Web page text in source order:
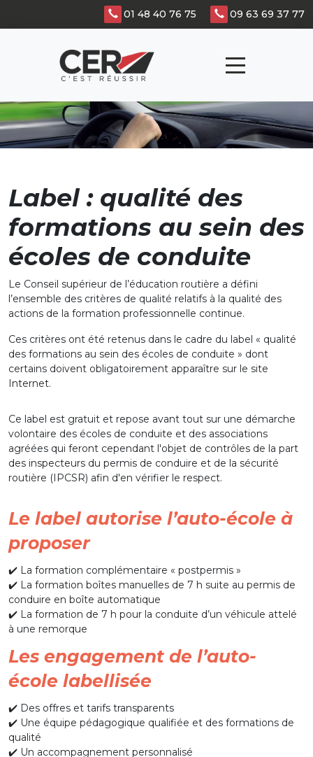
Panneau de gestion des cookies
01 48 40 76 75 09 63 69 37 77
Label : qualité des
formations au sein des
écoles de conduite
Le Conseil supérieur de l’éducation routière a défini
l’ensemble des critères de qualité relatifs à la qualité des
actions de la formation professionnelle continue.
Ces critères ont été retenus dans le cadre du label « qualité
des formations au sein des écoles de conduite » dont
certains doivent obligatoirement apparaître sur le site
Internet.
Ce label est gratuit et repose avant tout sur une démarche
volontaire des écoles de conduite et des associations
agréées qui feront cependant l'objet de contrôles de la part
des inspecteurs du permis de conduire et de la sécurité
routière (IPCSR) afin d'en vérifier le respect.
Le label autorise l’auto-école à
proposer
✔️ La formation complémentaire « postpermis »
✔️ La formation boîtes manuelles de 7 h suite au permis de
conduire en boîte automatique
✔️ La formation de 7 h pour la conduite d’un véhicule attelé
à une remorque
Les engagement de l’auto-
école labellisée
✔️ Des offres et tarifs transparents
✔️ Une équipe pédagogique qualifiée et des formations de
qualité
✔️ Un accompagnement personnalisé